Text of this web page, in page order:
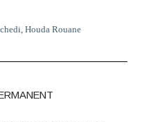
Houda Rouane